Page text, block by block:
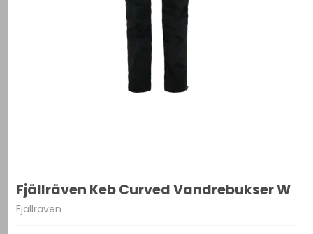
Fjällräven Keb Curved Vandrebukser W
Fjällräven